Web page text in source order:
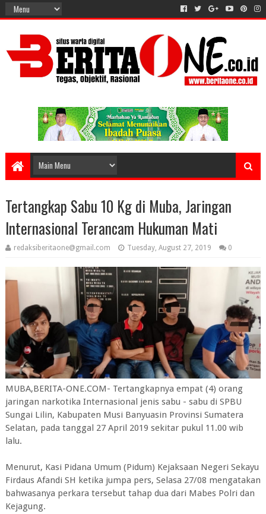
Tertangkap Sabu 10 Kg di Muba, Jaringan
Internasional Terancam Hukuman Mati
redaksiberitaone@gmail.com Tuesday, August 27, 2019 0
MUBA,BERITA-ONE.COM- Tertangkapnya empat (4) orang
jaringan narkotika Internasional jenis sabu - sabu di SPBU
Sungai Lilin, Kabupaten Musi Banyuasin Provinsi Sumatera
Selatan, pada tanggal 27 April 2019 sekitar pukul 11.00 wib
lalu.
Menurut, Kasi Pidana Umum (Pidum) Kejaksaan Negeri Sekayu
Firdaus Afandi SH ketika jumpa pers, Selasa 27/08 mengatakan
bahwasanya perkara tersebut tahap dua dari Mabes Polri dan
Kejagung.